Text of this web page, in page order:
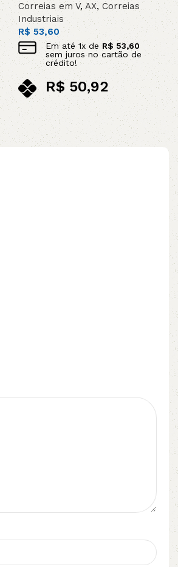
Correias em V,AX,Correias
Industriais
R$ 53,60
Em até1x deR$ 53,60
sem juros no cartão de
crédito!
R$ 50,92
no pix
Adicionar ao carrinho